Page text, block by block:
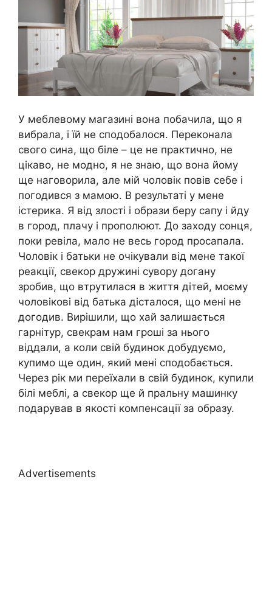
У меблевому магазині вона побачила, що я
вибрала, і їй не сподобалося. Переконала
свого сина, що біле – це не практично, не
цікаво, не модно, я не знаю, що вона йому
ще наговорила, але мій чоловік повів себе і
погодився з мамою. В результаті у мене
істерика. Я від злості і образи беру сапу і йду
в город, плачу і прополюют. До заходу сонця,
поки ревіла, мало не весь город просапала.
Чоловік і батьки не очікували від мене такої
реакції, свекор дружині сувору догану
зробив, що втрутилася в життя дітей, моєму
чоловікові від батька дісталося, що мені не
догодив. Вирішили, що хай залишається
гарнітур, свекрам нам гроші за нього
віддали, а коли свій будинок добудуємо,
купимо ще один, який мені сподобається.
Через рік ми переїхали в свій будинок, купили
білі меблі, а свекор ще й пральну машинку
подарував в якості компенсації за образу.
Advertisements